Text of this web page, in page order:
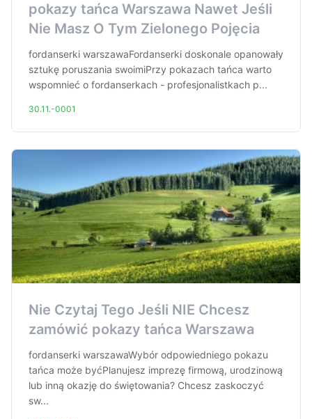
pokazy tańca Warszawa Nawet Jeśli
Nie Masz O Tym Zielonego Pojęcia
fordanserki warszawaFordanserki doskonale opanowały
sztukę poruszania swoimiPrzy pokazach tańca warto
wspomnieć o fordanserkach - profesjonalistkach p...
30.11.-0001
Nie Czytaj Tego Jeśli NIE Chcesz
zamówić pokazy tańca Warszawa
fordanserki warszawaWybór odpowiedniego pokazu
tańca może byćPlanujesz imprezę firmową, urodzinową
lub inną okazję do świętowania? Chcesz zaskoczyć
sw...